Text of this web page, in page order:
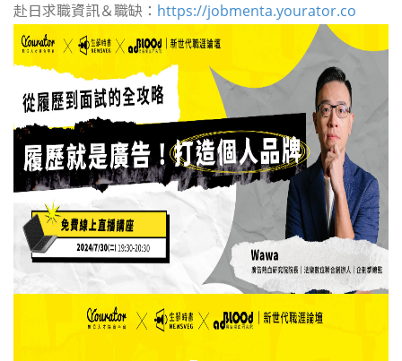
赴日求職資訊＆職缺： https://jobmenta.yourator.co